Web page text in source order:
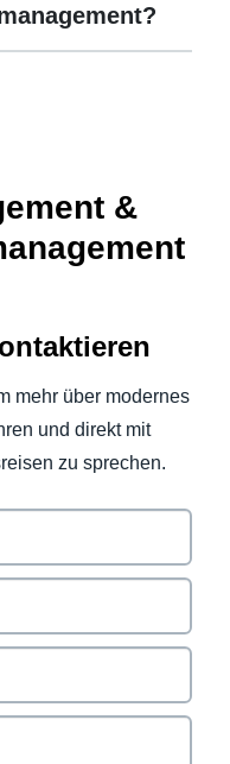
&
mehr über modernes
und direkt mit
zu sprechen.